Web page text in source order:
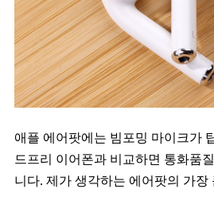
애플 에어팟에는 빔포밍 마이크가
드프리 이어폰과 비교하면 통화품
니다. 제가 생각하는 에어팟의 가장